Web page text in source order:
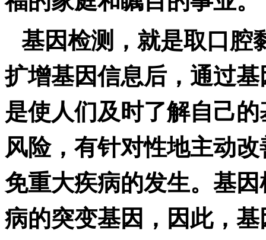
基因检测，就是取口腔
扩增基因信息后，通过
是使人们及时了解自己
风险，有针对性地主动
免重大疾病的发生。基
病的突变基因，因此，